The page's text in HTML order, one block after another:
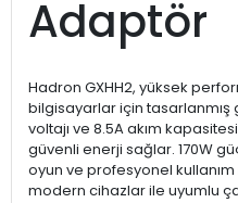
Adaptör
Hadron GXHH2, yüksek
bilgisayarlar için tasarlanmış
voltajı ve 8.5A akım
güvenli enerji sağlar. 170W
oyun ve profesyonel kullanım
modern cihazlar ile uyumlu